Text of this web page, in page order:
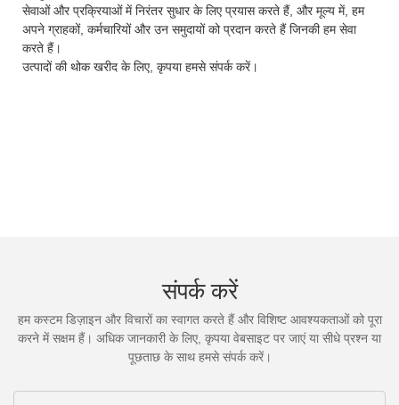
सेवाओं और प्रक्रियाओं में निरंतर सुधार के लिए प्रयास करते हैं, और मूल्य में, हम
अपने ग्राहकों, कर्मचारियों और उन समुदायों को प्रदान करते हैं जिनकी हम सेवा
करते हैं।
उत्पादों की थोक खरीद के लिए, कृपया हमसे संपर्क करें।
संपर्क करें
हम कस्टम डिज़ाइन और विचारों का स्वागत करते हैं और विशिष्ट आवश्यकताओं को पूरा
करने में सक्षम हैं। अधिक जानकारी के लिए, कृपया वेबसाइट पर जाएं या सीधे प्रश्न या
पूछताछ के साथ हमसे संपर्क करें।